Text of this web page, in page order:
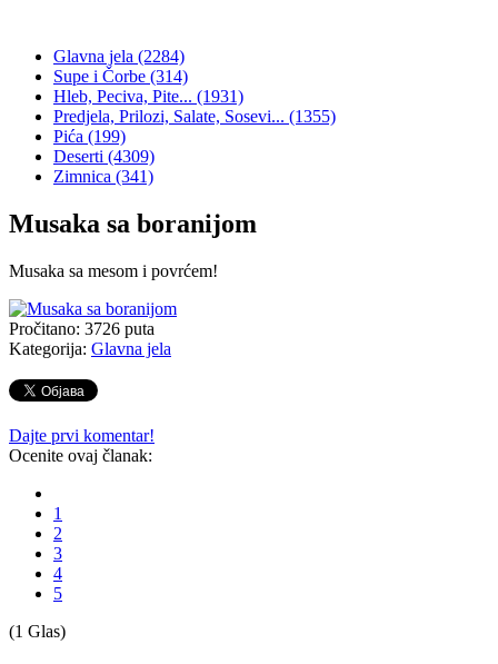
Glavna jela (2284)
Supe i Čorbe (314)
Hleb, Peciva, Pite... (1931)
Predjela, Prilozi, Salate, Sosevi... (1355)
Pića (199)
Deserti (4309)
Zimnica (341)
Musaka sa boranijom
Musaka sa mesom i povrćem!
Pročitano: 3726 puta
Kategorija: Glavna jela
Dajte prvi komentar!
Ocenite ovaj članak:
1
2
3
4
5
(1 Glas)